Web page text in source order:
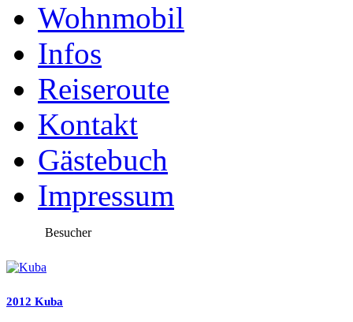
Wohnmobil
Infos
Reiseroute
Kontakt
Gästebuch
Impressum
Besucher
2012 Kuba